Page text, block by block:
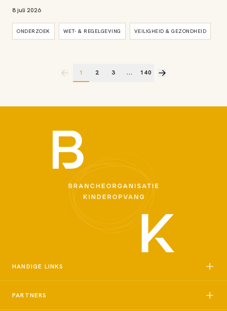
8 juli 2026
ONDERZOEK WET- & REGELGEVING VEILIGHEID & GEZONDHEID
1 2 3 ... 140
HANDIGE LINKS
PARTNERS